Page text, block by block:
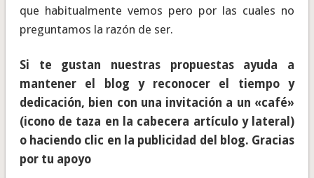
que habitualmente vemos pero por las cuales no
preguntamos la razón de ser.
Si te gustan nuestras propuestas ayuda a
mantener el blog y reconocer el tiempo y
dedicación, bien con una invitación a un «café»
(icono de taza en la cabecera artículo y lateral)
o haciendo clic en la publicidad del blog. Gracias
por tu apoyo